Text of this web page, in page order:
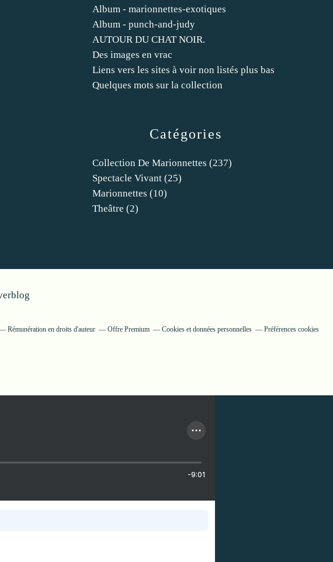
Catégories
Collection De Marionnettes (237)
Spectacle Vivant (25)
Marionnettes (10)
Theâtre (2)
Album - marionnettes-exotiques
Album - punch-and-judy
AUTOUR DU CHAT NOIR.
Des images en vrac
Liens vers les sites à voir non listés plus bas
Quelques mots sur la collection
Rémunération en droits d'auteur Offre Premium Cookies et données personnelles Préférences cookies
-9:01